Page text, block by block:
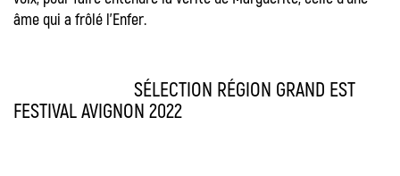
âme qui a frôlé l’Enfer.
SÉLECTION RÉGION GRAND EST
FESTIVAL AVIGNON 2022